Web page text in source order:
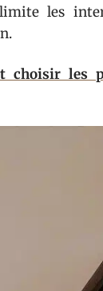
les
choisir les